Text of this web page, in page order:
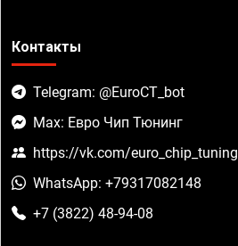
Контакты
Telegram: @EuroCT_bot
Max: Евро Чип Тюнинг
https://vk.com/euro_chip_tuning
WhatsApp: +79317082148
+7 (3822) 48-94-08